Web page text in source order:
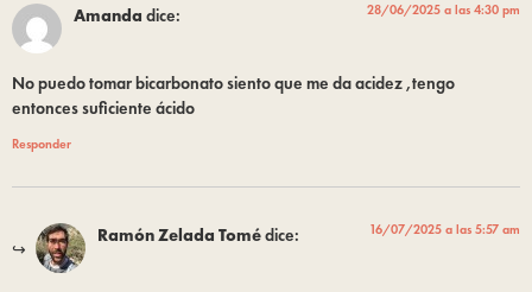
Amanda dice: 28/06/2025 a las 4:30 pm
No puedo tomar bicarbonato siento que me da acidez ,tengo
entonces suficiente ácido
Responder
Ramón Zelada Tomédice: 16/07/2025 a las 5:57 am